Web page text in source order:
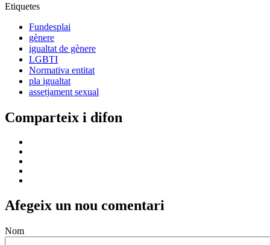
Etiquetes
Fundesplai
gènere
igualtat de gènere
LGBTI
Normativa entitat
pla igualtat
assetjament sexual
Comparteix i difon
Afegeix un nou comentari
Nom